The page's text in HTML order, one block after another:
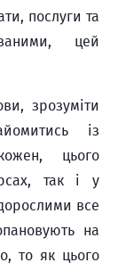
послуги та
цей
зрозуміти
із
цього
так і у
все
на
то як цього